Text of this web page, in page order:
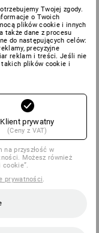
Twojej zgody.
o Twoich
plików cookie i innych
także dane z procesu
do następujących celów:
precyzyjne
reklam i treści. Jeśli nie
takich plików cookie i
Klient prywatny
(Ceny z VAT)
przyszłość w
Możesz również
prywatności